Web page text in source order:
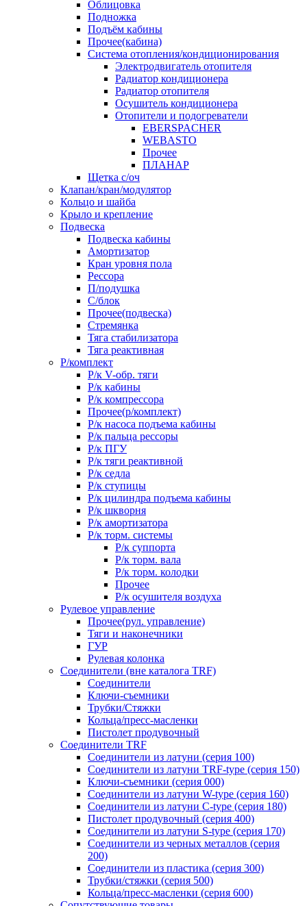
Облицовка
Подножка
Подъём кабины
Прочее(кабина)
Система отопления/кондиционирования
Электродвигатель отопителя
Радиатор кондиционера
Радиатор отопителя
Осушитель кондиционера
Отопители и подогреватели
EBERSPACHER
WEBASTO
Прочее
ПЛАНАР
Щетка с/оч
Клапан/кран/модулятор
Кольцо и шайба
Крыло и крепление
Подвеска
Подвеска кабины
Амортизатор
Кран уровня пола
Рессора
П/подушка
С/блок
Прочее(подвеска)
Стремянка
Тяга стабилизатора
Тяга реактивная
Р/комплект
Р/к V-обр. тяги
Р/к кабины
Р/к компрессора
Прочее(р/комплект)
Р/к насоса подъема кабины
Р/к пальца рессоры
Р/к ПГУ
Р/к тяги реактивной
Р/к седла
Р/к ступицы
Р/к цилиндра подъема кабины
Р/к шкворня
Р/к амортизатора
Р/к торм. системы
Р/к суппорта
Р/к торм. вала
Р/к торм. колодки
Прочее
Р/к осушителя воздуха
Рулевое управление
Прочее(рул. управление)
Тяги и наконечники
ГУР
Рулевая колонка
Соединители (вне каталога TRF)
Соединители
Ключи-cъемники
Трубки/Стяжки
Кольца/пресс-масленки
Пистолет продувочный
Соединители TRF
Соединители из латуни (серия 100)
Соединители из латуни TRF-type (серия 150)
Ключи-съемники (серия 000)
Соединители из латуни W-type (серия 160)
Соединители из латуни С-type (серия 180)
Пистолет продувочный (серия 400)
Соединители из латуни S-type (серия 170)
Соединители из черных металлов (серия
200)
Соединители из пластика (серия 300)
Трубки/стяжки (серия 500)
Кольца/пресс-масленки (серия 600)